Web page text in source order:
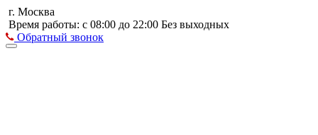
г. Москва
Время работы: с 08:00 до 22:00 Без выходных
Обратный звонок